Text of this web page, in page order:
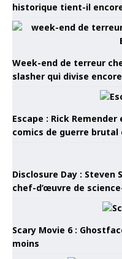
historique tient-il
Week-end de terreur
slasher qui divise encore
Escape : Rick
comics de guerre
Disclosure Day : Steven
chef-d’œuvre de
Scary Movie 6 :
moins